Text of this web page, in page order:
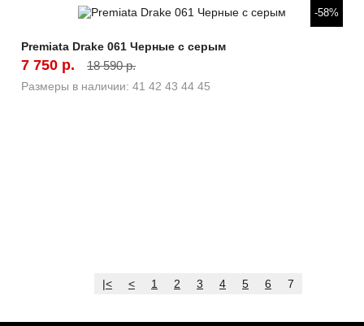
Быстрый просмотр -58%
Premiata Drake 061 Черные с серым
7 750 р. 18 590 р.
Размеры в наличии: 41 42 43 44 45
|< < 1 2 3 4 5 6 7